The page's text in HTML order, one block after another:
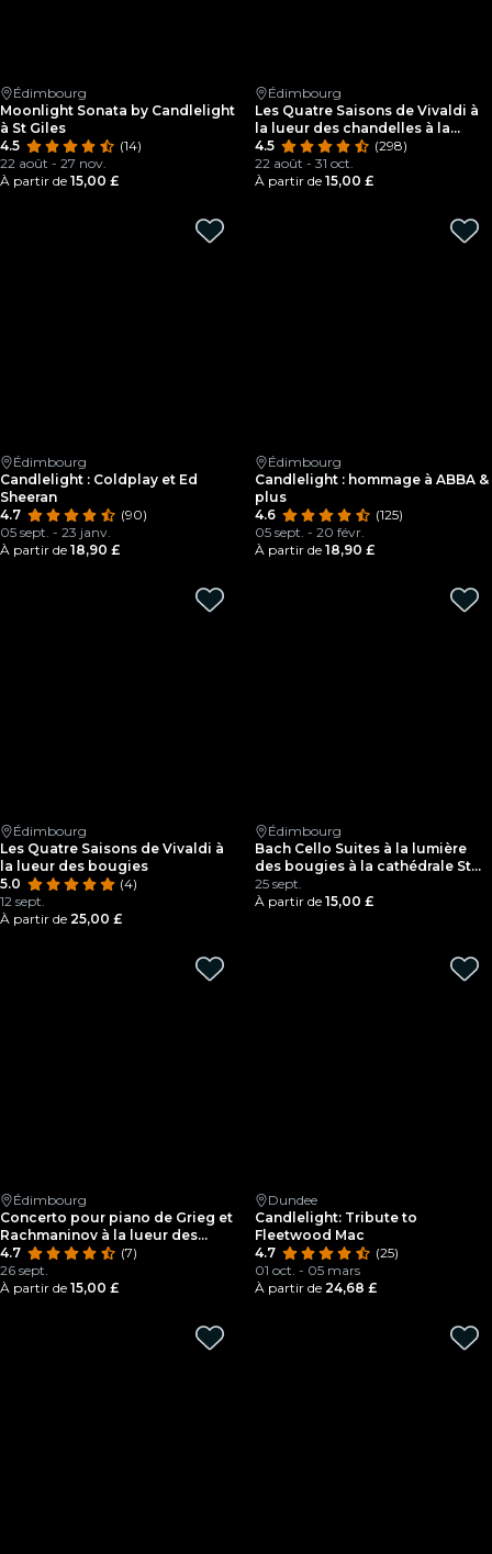
Édimbourg
Moonlight Sonata by Candlelight
à St Giles
4.5
(14)
22 août - 27 nov.
À partir de 15,00 £
Édimbourg
Les Quatre Saisons de Vivaldi à
la lueur des chandelles à la
cathédrale de St Giles
4.5
(298)
22 août - 31 oct.
À partir de 15,00 £
Édimbourg
Candlelight : Coldplay et Ed
Sheeran
4.7
(90)
05 sept. - 23 janv.
À partir de 18,90 £
Édimbourg
Candlelight : hommage à ABBA &
plus
4.6
(125)
05 sept. - 20 févr.
À partir de 18,90 £
Édimbourg
Les Quatre Saisons de Vivaldi à
la lueur des bougies
5.0
(4)
12 sept.
À partir de 25,00 £
Édimbourg
Bach Cello Suites à la lumière
des bougies à la cathédrale St
Giles
25 sept.
À partir de 15,00 £
Édimbourg
Concerto pour piano de Grieg et
Rachmaninov à la lueur des
chandelles à la cathédrale de St
Giles
4.7
(7)
26 sept.
À partir de 15,00 £
Dundee
Candlelight: Tribute to
Fleetwood Mac
4.7
(25)
01 oct. - 05 mars
À partir de 24,68 £